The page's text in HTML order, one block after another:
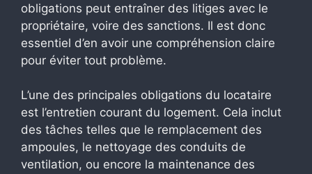
obligations peut entraîner des litiges avec le
propriétaire, voire des sanctions. Il est donc
essentiel d’en avoir une compréhension claire
pour éviter tout problème.
L’une des principales obligations du locataire
est l’entretien courant du logement. Cela inclut
des tâches telles que le remplacement des
ampoules, le nettoyage des conduits de
ventilation, ou encore la maintenance des